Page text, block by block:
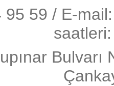
95 59 / E-